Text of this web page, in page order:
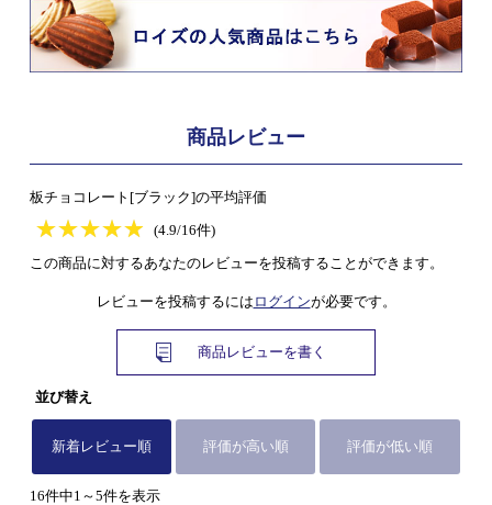
商品レビュー
板チョコレート[ブラック]の平均評価
★★★★★
★★★★★
(4.9/16件)
この商品に対するあなたのレビューを投稿することができます。
レビューを投稿するには ログインが必要です。
商品レビューを書く
並び替え
新着レビュー順 評価が高い順 評価が低い順
16件中1～5件を表示